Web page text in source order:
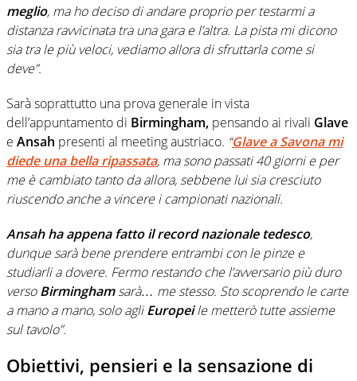
meglio, ma ho deciso di andare proprio per testarmi a
distanza ravvicinata tra una gara e l’altra. La pista mi dicono
sia tra le più veloci, vediamo allora di sfruttarla come si
deve”.
Sarà soprattutto una prova generale in vista
dell’appuntamento di Birmingham, pensando ai rivali Glave
e Ansah presenti al meeting austriaco. “Glave a Savona mi
diede una bella ripassata, ma sono passati 40 giorni e per
me è cambiato tanto da allora, sebbene lui sia cresciuto
riuscendo anche a vincere i campionati nazionali.
Ansah ha appena fatto il record nazionale tedesco,
dunque sarà bene prendere entrambi con le pinze e
studiarli a dovere. Fermo restando che l’avversario più duro
versoBirminghamsarà… me stesso. Sto scoprendo le carte
a mano a mano, solo agliEuropeile metterò tutte assieme
sul tavolo”.
Obiettivi, pensieri e la sensazione di